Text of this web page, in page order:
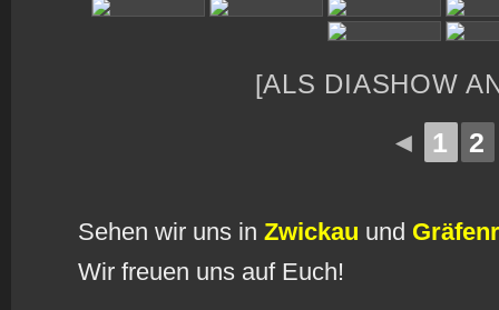
[ALS DIASHOW
◄ 1 2
Sehen wir uns in Zwickau und
Wir freuen uns auf Euch!